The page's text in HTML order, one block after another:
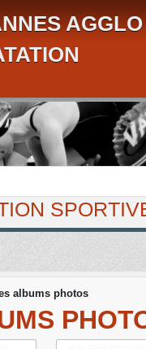
AGGLO
albums photos
cookies